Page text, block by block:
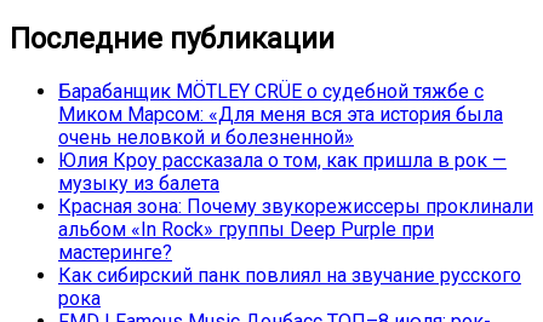
Последние публикации
Барабанщик MÖTLEY CRÜE о судебной тяжбе с
Миком Марсом: «Для меня вся эта история была
очень неловкой и болезненной»
Юлия Кроу рассказала о том, как пришла в рок —
музыку из балета
Красная зона: Почему звукорежиссеры проклинали
альбом «In Rock» группы Deep Purple при
мастеринге?
Как сибирский панк повлиял на звучание русского
рока